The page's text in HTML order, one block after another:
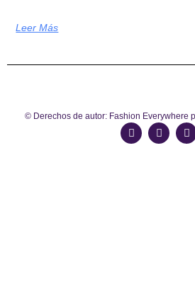
Leer Más
© Derechos de autor: Fashion Everywhere